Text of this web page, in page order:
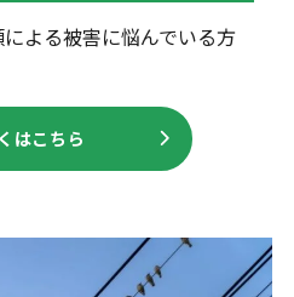
よる被害に悩んでいる方
はこちら